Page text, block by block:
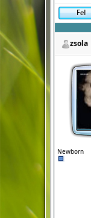
zsola
Newborn